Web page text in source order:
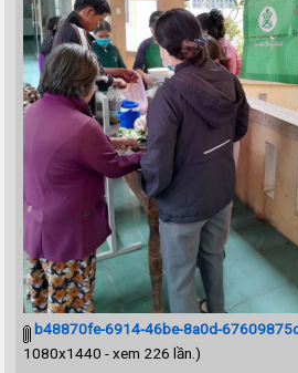
b48870fe-6914-46be-8a0d-
1080x1440 - xem 226 lần.)